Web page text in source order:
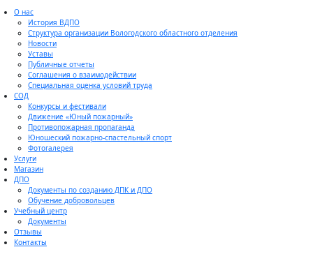
О нас
История ВДПО
Структура организации Вологодского областного отделения
Новости
Уставы
Публичные отчеты
Соглашения о взаимодействии
Специальная оценка условий труда
СОД
Конкурсы и фестивали
Движение «Юный пожарный»
Противопожарная пропаганда
Юношеский пожарно-спастельный спорт
Фотогалерея
Услуги
Магазин
ДПО
Документы по созданию ДПК и ДПО
Обучение добровольцев
Учебный центр
Документы
Отзывы
Контакты